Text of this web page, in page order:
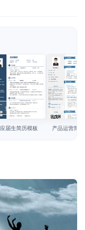
查看模板
应届生简历模板
查看模板
产品运营简